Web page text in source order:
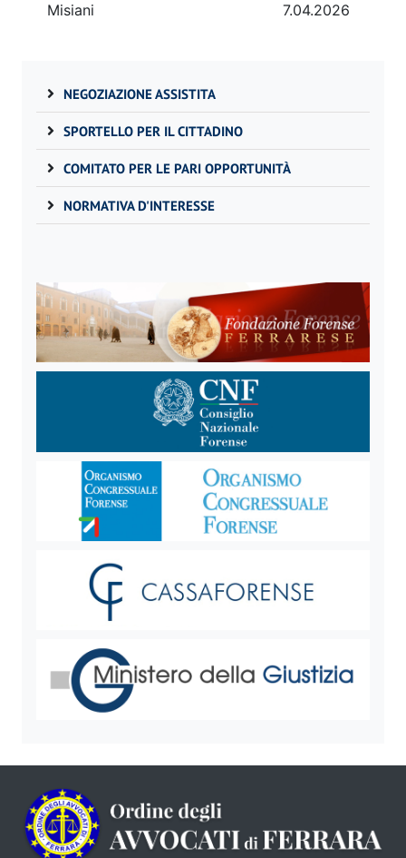
Misiani
7.04.2026
NEGOZIAZIONE ASSISTITA
SPORTELLO PER IL CITTADINO
COMITATO PER LE PARI OPPORTUNITÀ
NORMATIVA D'INTERESSE